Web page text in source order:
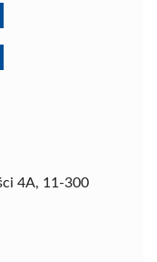
4A, 11-300